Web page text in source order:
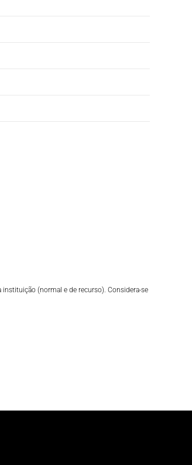
(normal e de recurso). Considera-se